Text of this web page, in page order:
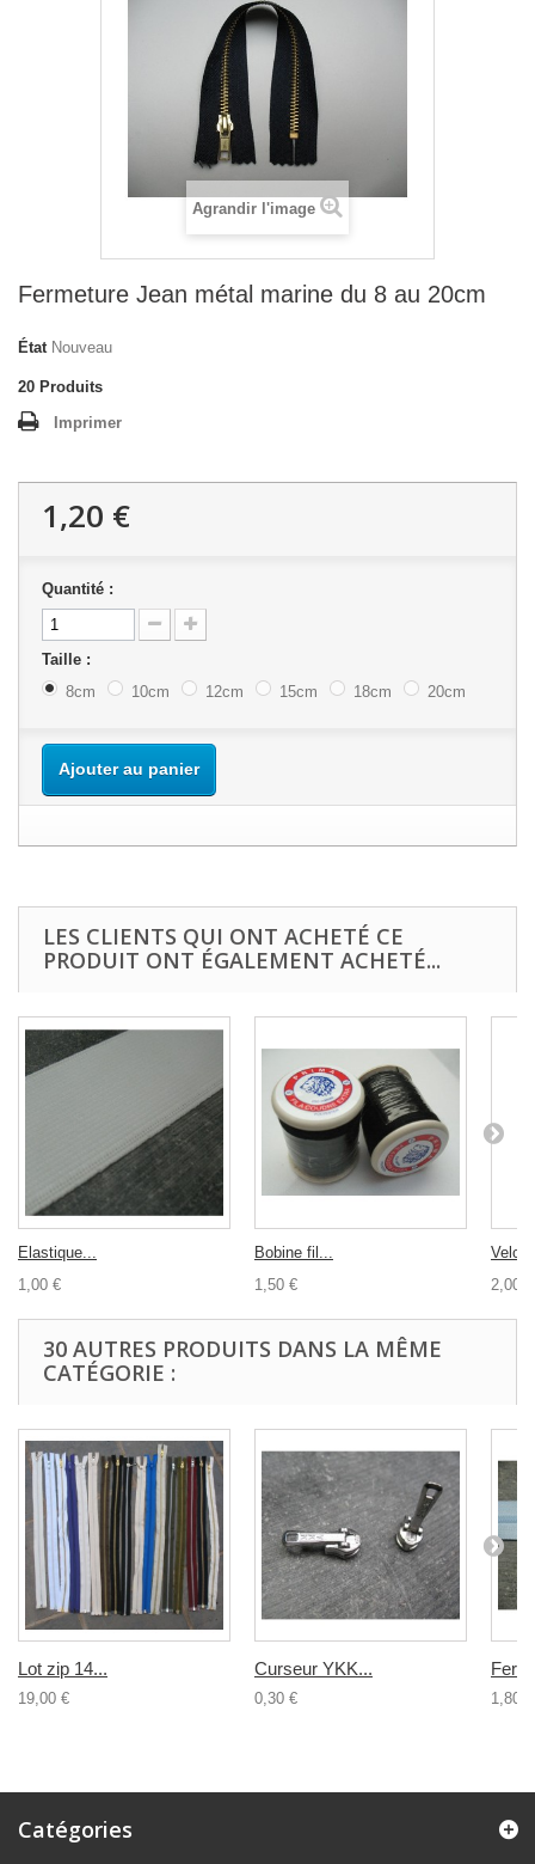
Agrandir l'image
Fermeture Jean métal marine du 8 au 20cm
État Nouveau
20 Produits
Imprimer
1,20 €
Quantité :
Taille :
8cm
10cm 12cm 15cm 18cm 20cm
Ajouter au panier
LES CLIENTS QUI ONT ACHETÉ CE
PRODUIT ONT ÉGALEMENT ACHETÉ...
Elastique...
1,00 €
Bobine fil...
1,50 €
2,00 €
30 AUTRES PRODUITS DANS LA MÊME
CATÉGORIE :
Lot zip 14...
19,00 €
Curseur YKK...
0,30 € 1,80 €
Catégories